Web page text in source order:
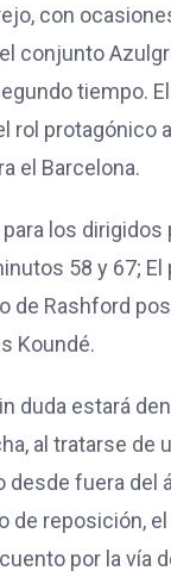
con
conjunto
tiempo.
rol protagónico
el Barcelona.
los dirigidos
58 y 67;
de Rashford
Koundé.
duda estará
al tratarse de
desde fuera del
de reposición,
por la vía